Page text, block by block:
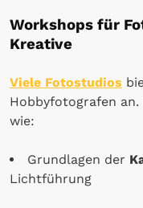
Workshops für
Kreative
Viele Fotostudios
Hobbyfotografen an.
wie:
Grundlagen der
Lichtführung